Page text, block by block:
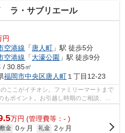
ラ・サブリエール
円
空港線 「 唐人町 」駅 徒歩5分
空港線 「大濠公園 」駅 徒歩9分
/ 30.85㎡
福岡市中央区唐人町 １丁目12-23
ここがイチオシ。ファミリーマートまで
もポイント。お引越し時期のご相談、お
す。...
万円 (管理費等：- )
敷金 0ヶ月 礼金 2ヶ月